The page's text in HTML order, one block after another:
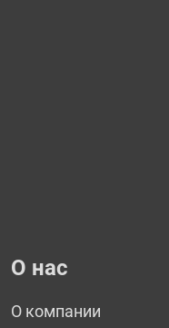
О нас
О компании